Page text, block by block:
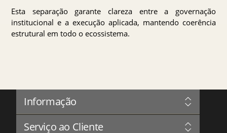
Esta separação garante clareza entre a governação
institucional e a execução aplicada, mantendo coerência
estrutural em todo o ecossistema.
Informação
Governação
Serviço ao Cliente